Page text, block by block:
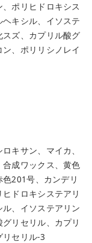
ポリヒドロキシス
キシル、イソステ
ズ、カプリル酸グ
、ポリリシノレイ
キサン、マイカ、
成ワックス、黄色
201号、カンデリ
ドロキシステアリ
、イソステアリン
リセリル、カプリ
リセリル-3